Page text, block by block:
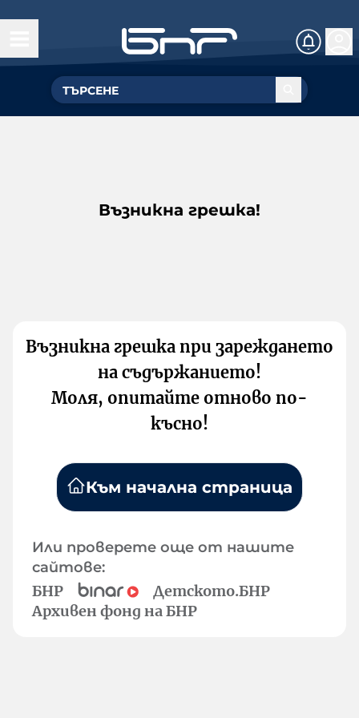
Възникна грешка!
Възникна грешка при зареждането
на съдържанието!
Моля, опитайте отново по-
късно!
Към начална страница
Или проверете още от нашите
сайтове:
БНР
Детското.БНР
Архивен фонд на БНР